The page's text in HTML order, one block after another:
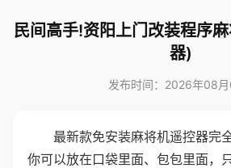
民间高手!资阳上门改装程序
器)
发布时间：2026年08月
最新款免安装麻将机遥控器完
你可以放在口袋里面、包包里面，